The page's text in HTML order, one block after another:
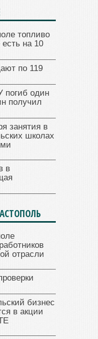
топливо
на 10
по 119
погиб один
получил
занятия в
школах
в
отрасли
бизнес
в акции